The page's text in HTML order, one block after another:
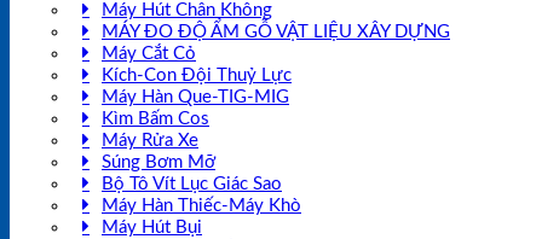
Máy Hút Chân Không
MÁY ĐO ĐỘ ẨM GỖ VẬT LIỆU XÂY DỰNG
Máy Cắt Cỏ
Kích-Con Đội Thuỷ Lực
Máy Hàn Que-TIG-MIG
Kìm Bấm Cos
Máy Rửa Xe
Súng Bơm Mỡ
Bộ Tô Vít Lục Giác Sao
Máy Hàn Thiếc-Máy Khò
Máy Hút Bụi